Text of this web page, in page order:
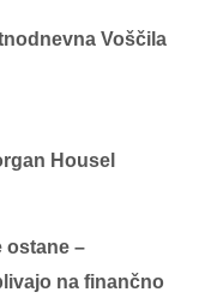
Voščila
Housel
ostane –
na finančno